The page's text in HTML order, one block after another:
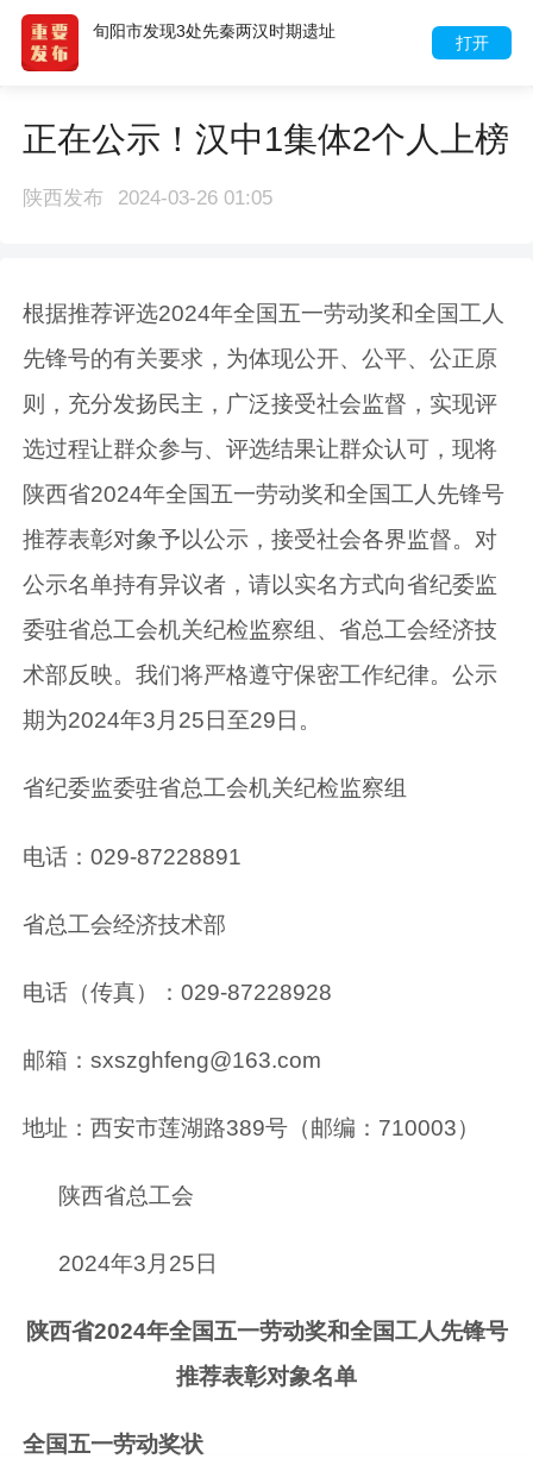
旬阳市发现3处先秦两汉时期遗址
正在公示！汉中1集体2个人上榜
陕西发布 2024-03-26 01:05
根据推荐评选2024年全国五一劳动奖和全国工人
先锋号的有关要求，为体现公开、公平、公正原
则，充分发扬民主，广泛接受社会监督，实现评
选过程让群众参与、评选结果让群众认可，现将
陕西省2024年全国五一劳动奖和全国工人先锋号
推荐表彰对象予以公示，接受社会各界监督。对
公示名单持有异议者，请以实名方式向省纪委监
委驻省总工会机关纪检监察组、省总工会经济技
术部反映。我们将严格遵守保密工作纪律。公示
期为2024年3月25日至29日。
省纪委监委驻省总工会机关纪检监察组
电话：029-87228891
省总工会经济技术部
电话（传真）：029-87228928
邮箱：sxszghfeng@163.com
地址：西安市莲湖路389号（邮编：710003）
陕西省总工会
2024年3月25日
陕西省2024年全国五一劳动奖和全国工人先锋号
推荐表彰对象名单
全国五一劳动奖状